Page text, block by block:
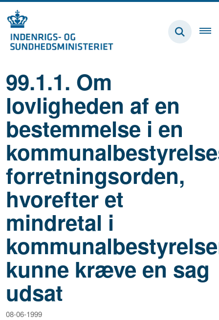
99.1.1. Om
lovligheden af en
bestemmelse i en
forretningsorden,
hvorefter et
mindretal i
kunne kræve en sag
udsat
08-06-1999